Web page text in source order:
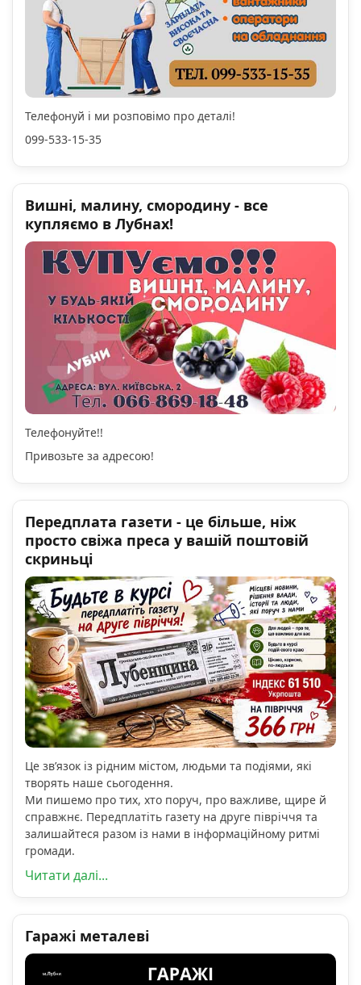
Телефонуй і ми розповімо про деталі!
099-533-15-35
Вишні, малину, смородину - все
купляємо в Лубнах!
Телефонуйте!!
Привозьте за адресою!
Передплата газети - це більше, ніж
просто свіжа преса у вашій поштовій
скриньці
Це зв’язок із рідним містом, людьми та подіями, які
творять наше сьогодення.
Ми пишемо про тих, хто поруч, про важливе, щире й
справжнє. Передплатіть газету на друге півріччя та
залишайтеся разом із нами в інформаційному ритмі
громади.
Читати далі...
Гаражі металеві